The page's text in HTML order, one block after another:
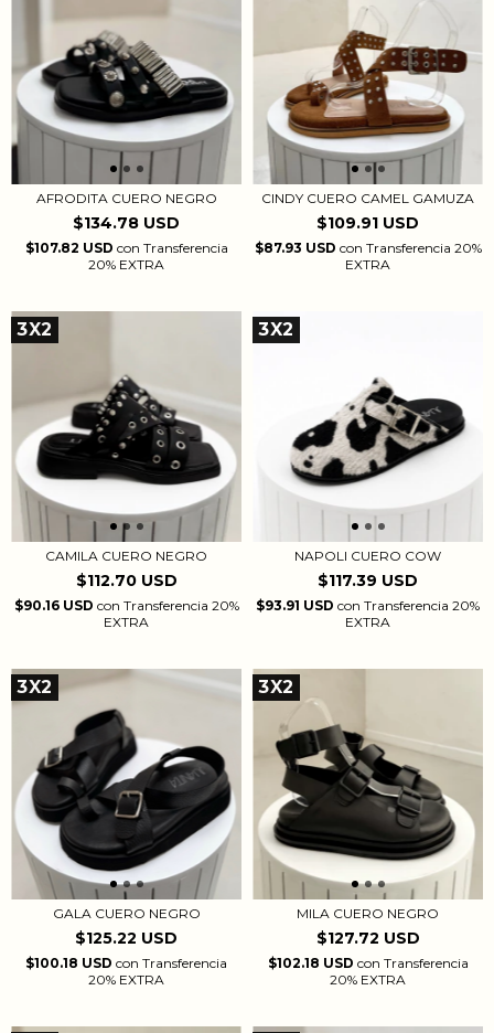
AFRODITA CUERO NEGRO
$134.78 USD
$107.82 USD con Transferencia
20% EXTRA
CINDY CUERO CAMEL GAMUZA
$109.91 USD
$87.93 USD con Transferencia 20%
EXTRA
3X2
CAMILA CUERO NEGRO
$112.70 USD
$90.16 USD con Transferencia 20%
EXTRA
3X2
NAPOLI CUERO COW
$117.39 USD
$93.91 USD con Transferencia 20%
EXTRA
3X2
GALA CUERO NEGRO
$125.22 USD
$100.18 USD con Transferencia
20% EXTRA
3X2
MILA CUERO NEGRO
$127.72 USD
$102.18 USD con Transferencia
20% EXTRA